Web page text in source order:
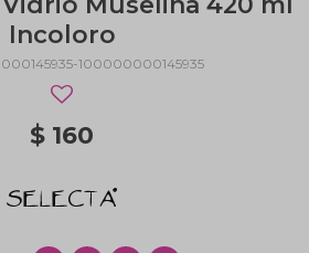
Incoloro
100000000145935
$ 160